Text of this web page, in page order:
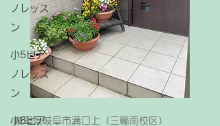
ノレッス
ン
小5ピア
ノレッス
ン
小6ピア
岐阜県岐阜市溝口上（三輪南校区）